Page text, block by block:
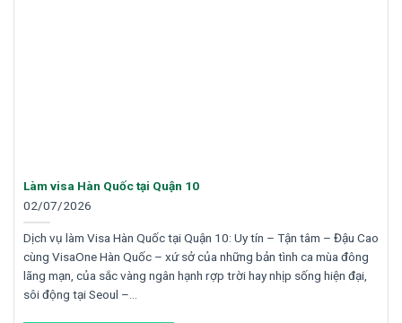
Làm visa Hàn Quốc tại Quận 10
02/07/2026
Dịch vụ làm Visa Hàn Quốc tại Quận 10: Uy tín – Tận tâm – Đậu Cao
cùng VisaOne Hàn Quốc – xứ sở của những bản tình ca mùa đông
lãng mạn, của sắc vàng ngân hạnh rợp trời hay nhịp sống hiện đại,
sôi động tại Seoul –…